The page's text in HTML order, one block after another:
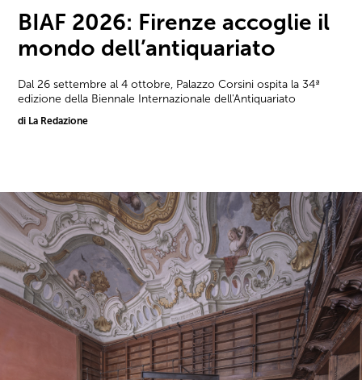
BIAF 2026: Firenze accoglie il
mondo dell’antiquariato
Dal 26 settembre al 4 ottobre, Palazzo Corsini ospita la 34ª
edizione della Biennale Internazionale dell'Antiquariato
di La Redazione